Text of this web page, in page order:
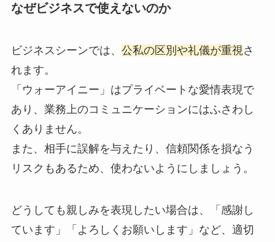
なぜビジネスで使えないのか
ビジネスシーンでは、 公私の区別や礼儀が重視 さ
れます。
「ウォーアイニー」はプライベートな愛情表現で
あり、業務上のコミュニケーションにはふさわし
くありません。
また、相手に誤解を与えたり、信頼関係を損なう
リスクもあるため、使わないようにしましょう。
どうしても親しみを表現したい場合は、「感謝し
ています」「よろしくお願いします」など、適切